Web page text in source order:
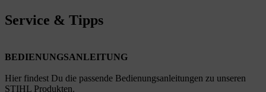
Service & Tipps
BEDIENUNGSANLEITUNG
Hier findest Du die passende Bedienungsanleitungen zu unseren
STIHL Produkten.